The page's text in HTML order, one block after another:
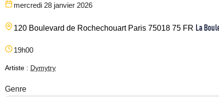
mercredi 28 janvier 2026
120 Boulevard de Rochechouart Paris 75018 75 FR La
19h00
Artiste : Dymytry
Genre